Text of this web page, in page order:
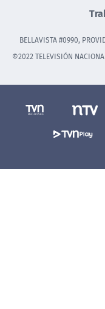
BELLAVISTA #0990,
©2022 TELEVISIÓN